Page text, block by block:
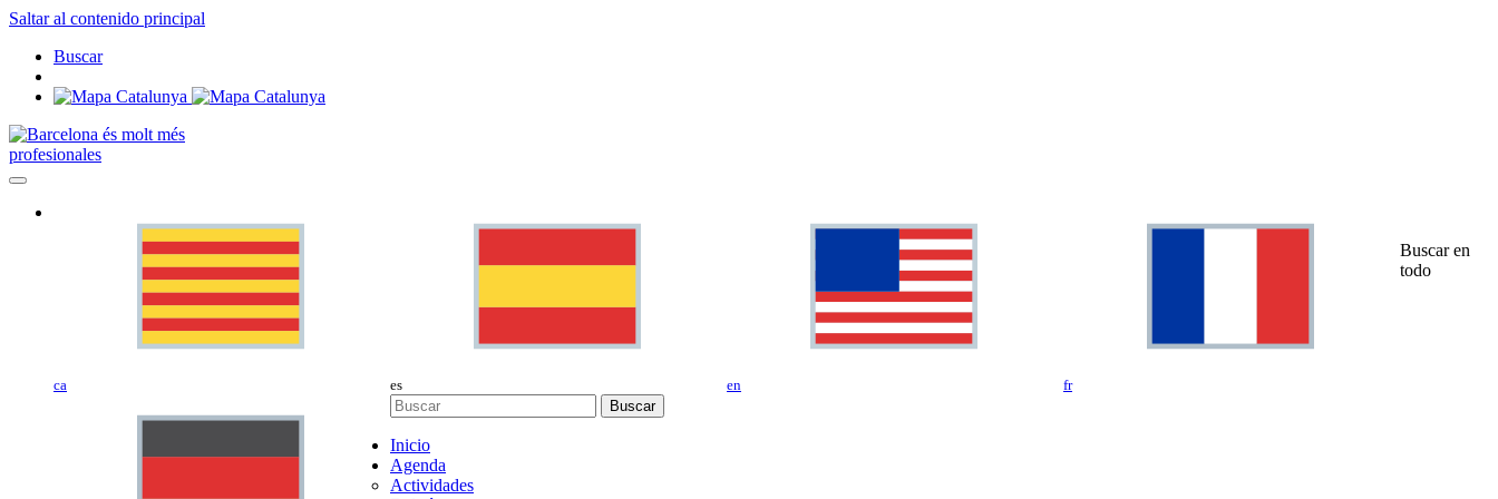
Saltar al contenido principal
Buscar
profesionales
ca es en fr
Buscar en
todo
Buscar
Inicio
Agenda
Actividades